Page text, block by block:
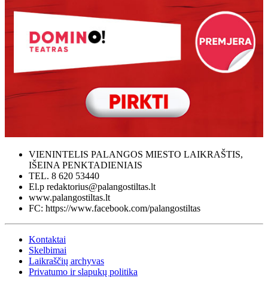
VIENINTELIS PALANGOS MIESTO LAIKRAŠTIS,
IŠEINA PENKTADIENIAIS
TEL. 8 620 53440
El.p redaktorius@palangostiltas.lt
www.palangostiltas.lt
FC: https://www.facebook.com/palangostiltas
Kontaktai
Skelbimai
Laikraščių archyvas
Privatumo ir slapukų politika